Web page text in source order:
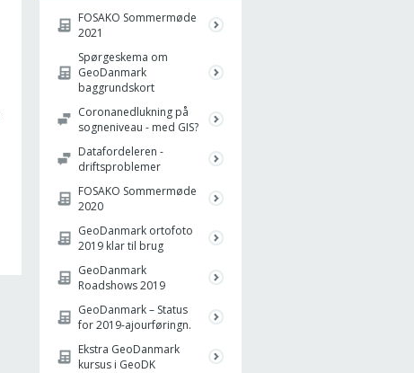
FOSAKO Sommermøde
2021
Spørgeskema om
GeoDanmark
baggrundskort
Coronanedlukning på
sogneniveau - med GIS?
Datafordeleren -
driftsproblemer
FOSAKO Sommermøde
2020
GeoDanmark ortofoto
2019 klar til brug
GeoDanmark
Roadshows 2019
GeoDanmark – Status
for 2019-ajourføringn.
Ekstra GeoDanmark
kursus i GeoDK